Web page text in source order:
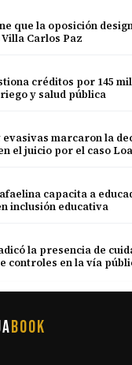
que la oposición
Carlos Paz
créditos por 145
y salud pública
marcaron la
el juicio por el caso
capacita a
inclusión educativa
la presencia de
controles en la vía
BOOK